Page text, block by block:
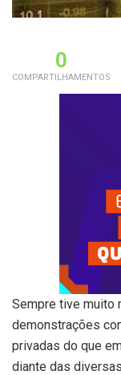
0
COMPARTILHAMENTOS
Sempre tive muito
demonstrações
privadas do que
diante das